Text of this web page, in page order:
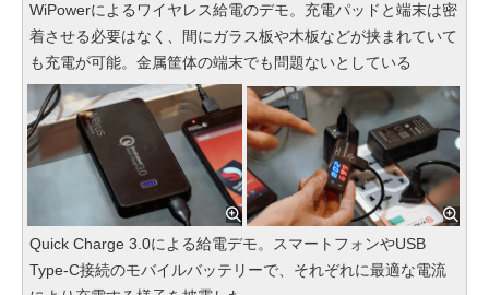
WiPowerによるワイヤレス給電のデモ。充電パッドと端末は密
着させる必要はなく、間にガラス板や木板などが挟まれていて
も充電が可能。金属筐体の端末でも問題ないとしている
Quick Charge 3.0による給電デモ。スマートフォンやUSB
Type-C接続のモバイルバッテリーで、それぞれに最適な電流